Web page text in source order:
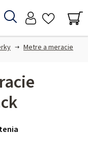
Hľadať
Metre a meracie